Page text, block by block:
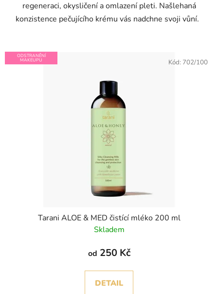
regeneraci, okysličení a omlazení pleti. Našlehaná
konzistence pečujícího krému vás nadchne svoji vůní.
ODSTRANĚNÍ
MAKEUPU
Tarani ALOE & MED čistící mléko 200 ml
Skladem
od 250 Kč
DETAIL
Kód: 702/100